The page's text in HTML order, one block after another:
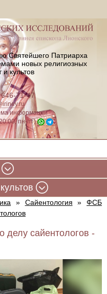
Святейшего Патриарха
новых религиозных
культов
646-71-47
информации
пн-пт)
» Сайентология »
ФСБ
сайентологов -